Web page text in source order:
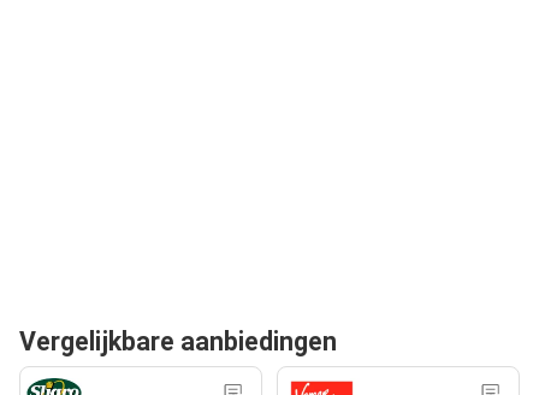
Vergelijkbare aanbiedingen